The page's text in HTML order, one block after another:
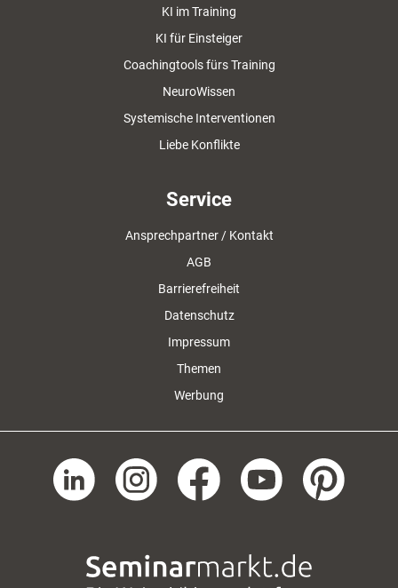
KI im Training
KI für Einsteiger
Coachingtools fürs Training
NeuroWissen
Systemische Interventionen
Liebe Konflikte
Service
Ansprechpartner / Kontakt
AGB
Barrierefreiheit
Datenschutz
Impressum
Themen
Werbung